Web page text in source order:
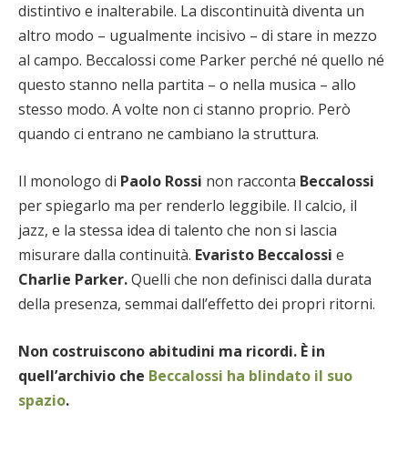
distintivo e inalterabile. La discontinuità diventa un
altro modo – ugualmente incisivo – di stare in mezzo
al campo. Beccalossi come Parker perché né quello né
questo stanno nella partita – o nella musica – allo
stesso modo. A volte non ci stanno proprio. Però
quando ci entrano ne cambiano la struttura.
Il monologo di Paolo Rossi non racconta Beccalossi
per spiegarlo ma per renderlo leggibile. Il calcio, il
jazz, e la stessa idea di talento che non si lascia
misurare dalla continuità. Evaristo Beccalossi e
Charlie Parker.Quelli che non definisci dalla durata
della presenza, semmai dall’effetto dei propri ritorni.
Non costruiscono abitudini ma ricordi. È in
quell’archivio che Beccalossi ha blindato il suo
spazio.